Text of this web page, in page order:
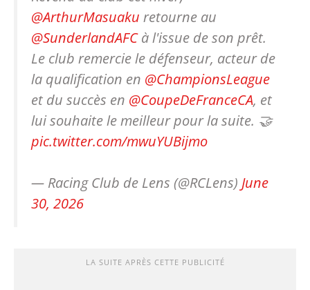
@ArthurMasuaku retourne au
@SunderlandAFCà l'issue de son prêt.
Le club remercie le défenseur, acteur de
la qualification en @ChampionsLeague
et du succès en @CoupeDeFranceCA, et
lui souhaite le meilleur pour la suite. 🤝
pic.twitter.com/mwuYUBijmo
— Racing Club de Lens (@RCLens) June
30, 2026
LA SUITE APRÈS CETTE PUBLICITÉ